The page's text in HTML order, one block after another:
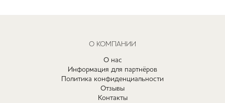
О КОМПАНИИ
О нас
Информация для партнёров
Политика конфиденциальности
Отзывы
Контакты